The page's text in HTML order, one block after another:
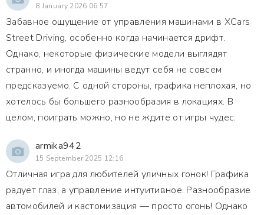
8 January 2026 06:57
Забавное ощущение от управления машинами в XCars
Street Driving, особенно когда начинается дрифт.
Однако, некоторые физические модели выглядят
странно, и иногда машины ведут себя не совсем
предсказуемо. С одной стороны, графика неплохая, но
хотелось бы большего разнообразия в локациях. В
целом, поиграть можно, но не ждите от игры чудес.
armika942
15 September 2025 12:16
Отличная игра для любителей уличных гонок! Графика
радует глаз, а управление интуитивное. Разнообразие
автомобилей и кастомизация — просто огонь! Однако